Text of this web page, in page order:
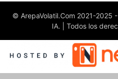
© ArepaVolatil.Com 2021-2025
IA. | Todos los